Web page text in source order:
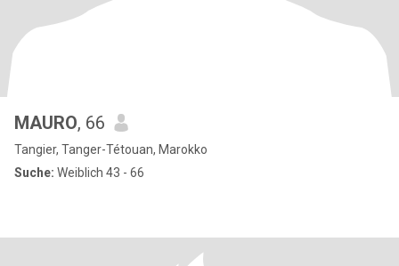
MAURO, 66
Tangier, Tanger-Tétouan, Marokko
Suche: Weiblich 43 - 66